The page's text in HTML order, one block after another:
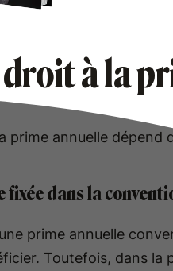
à la
prime annuelle dépend
fixée dans la
prime annuelle
Toutefois, dans la